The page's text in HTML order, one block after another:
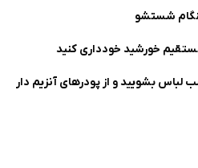
لباس بشویید و از پودرهای آنزیم دار